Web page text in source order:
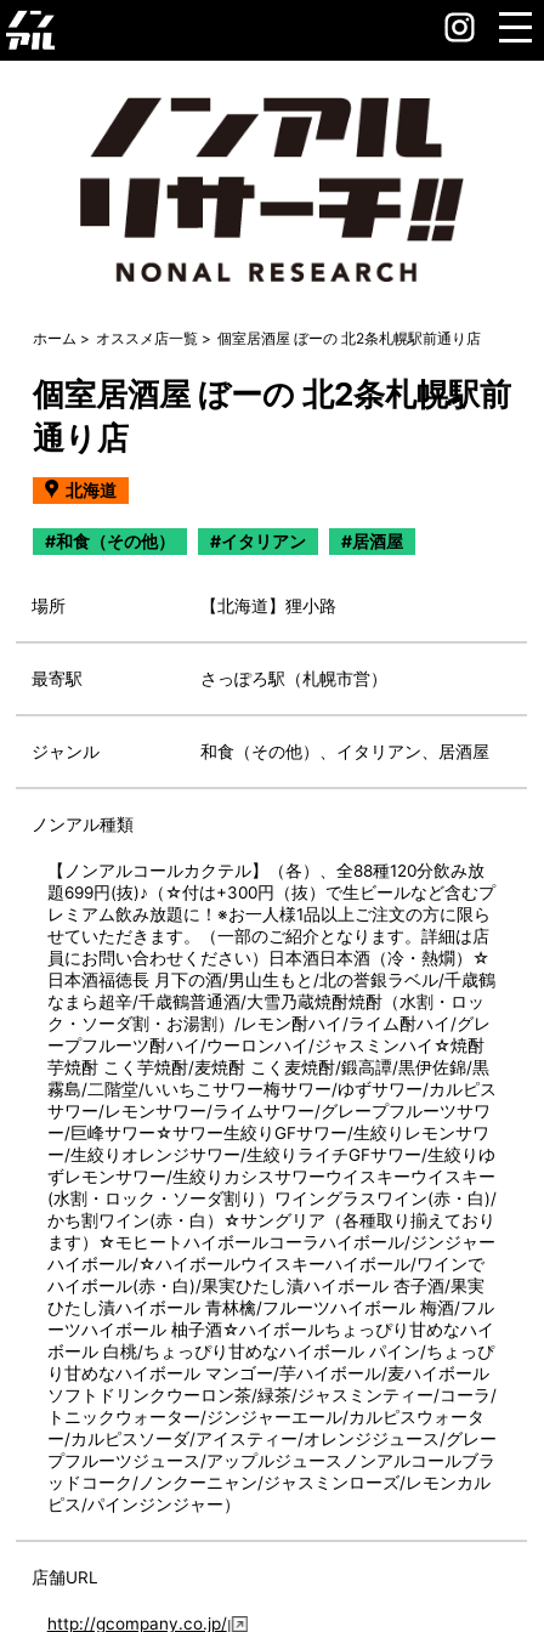
ホーム オススメ店一覧 個室居酒屋 ぼーの 北2条札幌駅前通り店
個室居酒屋 ぼーの 北2条札幌駅前
通り店
北海道
和食（その他） イタリアン 居酒屋
場所 【北海道】狸小路
最寄駅 さっぽろ駅（札幌市営）
ジャンル 和食（その他）、イタリアン、居酒屋
ノンアル種類
【ノンアルコールカクテル】（各）、全88種120分飲み放
題699円(抜)♪（☆付は+300円（抜）で生ビールなど含むプ
レミアム飲み放題に！※お一人様1品以上ご注文の方に限ら
せていただきます。（一部のご紹介となります。詳細は店
員にお問い合わせください）日本酒日本酒（冷・熱燗）☆
日本酒福徳長 月下の酒/男山生もと/北の誉銀ラベル/千歳鶴
なまら超辛/千歳鶴普通酒/大雪乃蔵焼酎焼酎（水割・ロッ
ク・ソーダ割・お湯割）/レモン酎ハイ/ライム酎ハイ/グレ
ープフルーツ酎ハイ/ウーロンハイ/ジャスミンハイ☆焼酎
芋焼酎 こく芋焼酎/麦焼酎 こく麦焼酎/鍛高譚/黒伊佐錦/黒
霧島/二階堂/いいちこサワー梅サワー/ゆずサワー/カルピス
サワー/レモンサワー/ライムサワー/グレープフルーツサワ
ー/巨峰サワー☆サワー生絞りGFサワー/生絞りレモンサワ
ー/生絞りオレンジサワー/生絞りライチGFサワー/生絞りゆ
ずレモンサワー/生絞りカシスサワーウイスキーウイスキー
(水割・ロック・ソーダ割り）ワイングラスワイン(赤・白)/
かち割ワイン(赤・白）☆サングリア（各種取り揃えており
ます）☆モヒートハイボールコーラハイボール/ジンジャー
ハイボール/☆ハイボールウイスキーハイボール/ワインで
ハイボール(赤・白)/果実ひたし漬ハイボール 杏子酒/果実
ひたし漬ハイボール 青林檎/フルーツハイボール 梅酒/フル
ーツハイボール 柚子酒☆ハイボールちょっぴり甘めなハイ
ボール 白桃/ちょっぴり甘めなハイボール パイン/ちょっぴ
り甘めなハイボール マンゴー/芋ハイボール/麦ハイボール
ソフトドリンクウーロン茶/緑茶/ジャスミンティー/コーラ/
トニックウォーター/ジンジャーエール/カルピスウォータ
ー/カルピスソーダ/アイスティー/オレンジジュース/グレー
プフルーツジュース/アップルジュースノンアルコールブラ
ッドコーク/ノンクーニャン/ジャスミンローズ/レモンカル
ピス/パインジンジャー）
店舗URL
http://gcompany.co.jp/